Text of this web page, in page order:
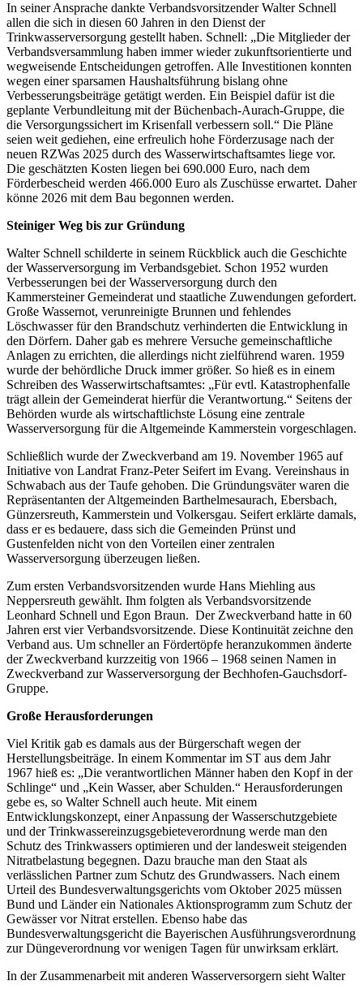
In seiner Ansprache dankte Verbandsvorsitzender Walter Schnell
allen die sich in diesen 60 Jahren in den Dienst der
Trinkwasserversorgung gestellt haben. Schnell: „Die Mitglieder der
Verbandsversammlung haben immer wieder zukunftsorientierte und
wegweisende Entscheidungen getroffen. Alle Investitionen konnten
wegen einer sparsamen Haushaltsführung bislang ohne
Verbesserungsbeiträge getätigt werden. Ein Beispiel dafür ist die
geplante Verbundleitung mit der Büchenbach-Aurach-Gruppe, die
die Versorgungssichert im Krisenfall verbessern soll.“ Die Pläne
seien weit gediehen, eine erfreulich hohe Förderzusage nach der
neuen RZWas 2025 durch des Wasserwirtschaftsamtes liege vor.
Die geschätzten Kosten liegen bei 690.000 Euro, nach dem
Förderbescheid werden 466.000 Euro als Zuschüsse erwartet. Daher
könne 2026 mit dem Bau begonnen werden.
Steiniger Weg bis zur Gründung
Walter Schnell schilderte in seinem Rückblick auch die Geschichte
der Wasserversorgung im Verbandsgebiet. Schon 1952 wurden
Verbesserungen bei der Wasserversorgung durch den
Kammersteiner Gemeinderat und staatliche Zuwendungen gefordert.
Große Wassernot, verunreinigte Brunnen und fehlendes
Löschwasser für den Brandschutz verhinderten die Entwicklung in
den Dörfern. Daher gab es mehrere Versuche gemeinschaftliche
Anlagen zu errichten, die allerdings nicht zielführend waren. 1959
wurde der behördliche Druck immer größer. So hieß es in einem
Schreiben des Wasserwirtschaftsamtes: „Für evtl. Katastrophenfalle
trägt allein der Gemeinderat hierfür die Verantwortung.“ Seitens der
Behörden wurde als wirtschaftlichste Lösung eine zentrale
Wasserversorgung für die Altgemeinde Kammerstein vorgeschlagen.
Schließlich wurde der Zweckverband am 19. November 1965 auf
Initiative von Landrat Franz-Peter Seifert im Evang. Vereinshaus in
Schwabach aus der Taufe gehoben. Die Gründungsväter waren die
Repräsentanten der Altgemeinden Barthelmesaurach, Ebersbach,
Günzersreuth, Kammerstein und Volkersgau. Seifert erklärte damals,
dass er es bedauere, dass sich die Gemeinden Prünst und
Gustenfelden nicht von den Vorteilen einer zentralen
Wasserversorgung überzeugen ließen.
Zum ersten Verbandsvorsitzenden wurde Hans Miehling aus
Neppersreuth gewählt. Ihm folgten als Verbandsvorsitzende
Leonhard Schnell und Egon Braun. Der Zweckverband hatte in 60
Jahren erst vier Verbandsvorsitzende. Diese Kontinuität zeichne den
Verband aus. Um schneller an Fördertöpfe heranzukommen änderte
der Zweckverband kurzzeitig von 1966 – 1968 seinen Namen in
Zweckverband zur Wasserversorgung der Bechhofen-Gauchsdorf-
Gruppe.
Große Herausforderungen
Viel Kritik gab es damals aus der Bürgerschaft wegen der
Herstellungsbeiträge. In einem Kommentar im ST aus dem Jahr
1967 hieß es: „Die verantwortlichen Männer haben den Kopf in der
Schlinge“ und „Kein Wasser, aber Schulden.“ Herausforderungen
gebe es, so Walter Schnell auch heute. Mit einem
Entwicklungskonzept, einer Anpassung der Wasserschutzgebiete
und der Trinkwassereinzugsgebieteverordnung werde man den
Schutz des Trinkwassers optimieren und der landesweit steigenden
Nitratbelastung begegnen. Dazu brauche man den Staat als
verlässlichen Partner zum Schutz des Grundwassers. Nach einem
Urteil des Bundesverwaltungsgerichts vom Oktober 2025 müssen
Bund und Länder ein Nationales Aktionsprogramm zum Schutz der
Gewässer vor Nitrat erstellen. Ebenso habe das
Bundesverwaltungsgericht die Bayerischen Ausführungsverordnung
zur Düngeverordnung vor wenigen Tagen für unwirksam erklärt.
In der Zusammenarbeit mit anderen Wasserversorgern sieht Walter